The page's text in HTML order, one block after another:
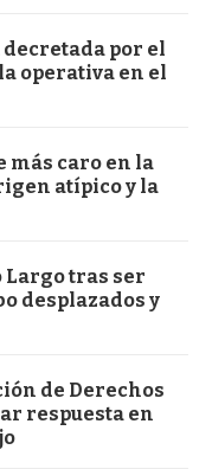
por el
operativa en el
más caro en la
atípico y la
tras ser
desplazados y
de Derechos
respuesta en